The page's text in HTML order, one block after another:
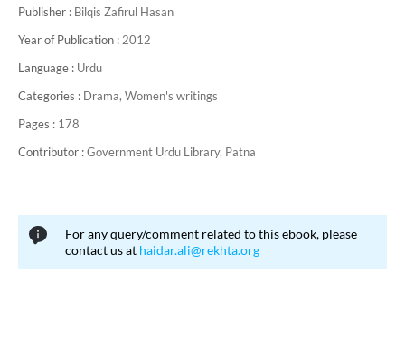
Publisher : Bilqis Zafirul Hasan
Year of Publication : 2012
Language : Urdu
Categories : Drama, Women's writings
Pages : 178
Contributor :Government Urdu Library, Patna
For any query/comment related to this ebook, please
contact us at haidar.ali@rekhta.org